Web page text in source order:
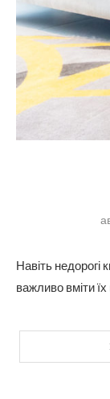
Навіть
важливо вміти